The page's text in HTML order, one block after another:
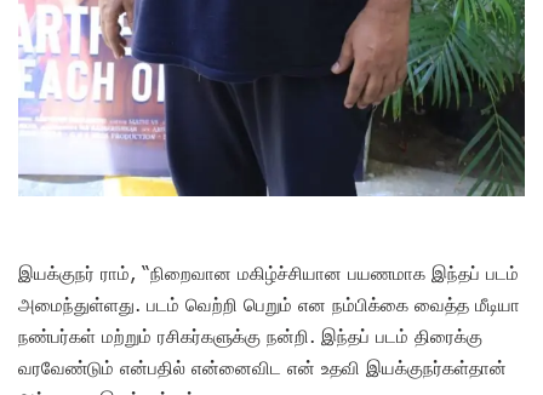
இயக்குநர் ராம், “நிறைவான மகிழ்ச்சியான பயணமாக இந்தப் படம்
அமைந்துள்ளது. படம் வெற்றி பெறும் என நம்பிக்கை வைத்த மீடியா
நண்பர்கள் மற்றும் ரசிகர்களுக்கு நன்றி. இந்தப் படம் திரைக்கு
வரவேண்டும் என்பதில் என்னைவிட என் உதவி இயக்குநர்கள்தான்